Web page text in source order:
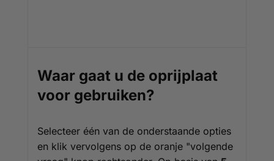
Waar gaat u de oprijplaat
voor gebruiken?
Selecteer één van de onderstaande opties
en klik vervolgens op de oranje "volgende